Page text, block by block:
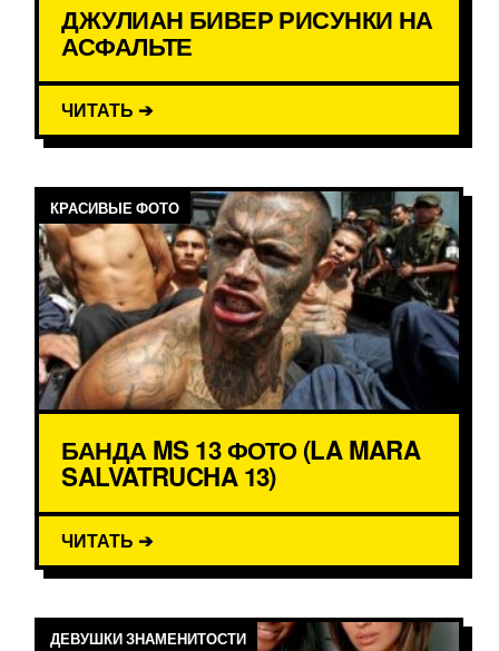
ДЖУЛИАН БИВЕР РИСУНКИ НА
АСФАЛЬТЕ
ЧИТАТЬ ➔
КРАСИВЫЕ ФОТО
БАНДА MS 13 ФОТО (LA MARA
SALVATRUCHA 13)
ЧИТАТЬ ➔
ДЕВУШКИ ЗНАМЕНИТОСТИ